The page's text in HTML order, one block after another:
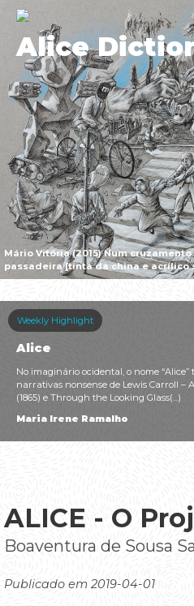
Mário Vitória (2015) Num
passadeira [tinta da china e acrílico
Alice
Weekly Highlight
Alice
No imaginário ocidental, o nome
narrativas nonsense de Lewis Carroll –
(1865) e Through the Looking Glass(...)
Maria Irene Ramalho
ALICE - O
Boaventura de Sousa
Publicado em 2019-04-01